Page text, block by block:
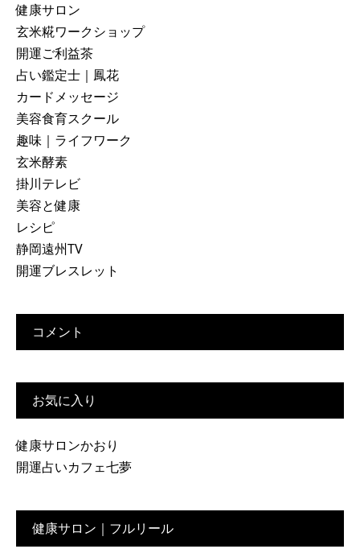
健康サロン
玄米糀ワークショップ
開運ご利益茶
占い鑑定士｜鳳花
カードメッセージ
美容食育スクール
趣味｜ライフワーク
玄米酵素
掛川テレビ
美容と健康
レシピ
静岡遠州TV
開運ブレスレット
コメント
お気に入り
健康サロンかおり
開運占いカフェ七夢
健康サロン｜フルリール